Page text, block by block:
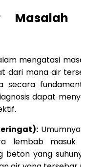
Masalah
mengatasi
dari mana air
secara
dapat
Umumnya
lembab masuk
beton yang